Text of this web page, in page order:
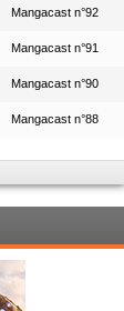
Mangacast n°92
Mangacast n°91
Mangacast n°90
Mangacast n°88